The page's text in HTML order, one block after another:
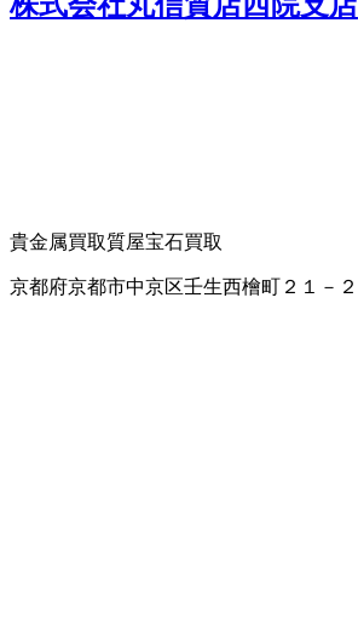
貴金属買取質屋宝石買取
京都府京都市中京区壬生西檜町２１－２